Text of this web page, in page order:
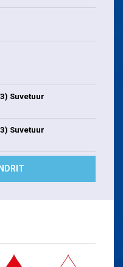
Suvetuur
Suvetuur